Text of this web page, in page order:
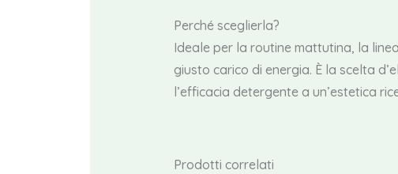
Perché sceglierla?
Ideale per la routine mattutina, la
giusto carico di energia. È la scelta
l’efficacia detergente a un’estetica
Prodotti correlati